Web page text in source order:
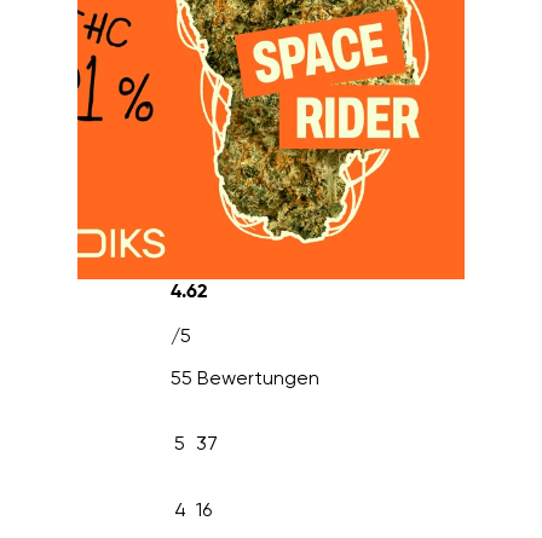
4.62
/5
55 Bewertungen
5 37
4 16